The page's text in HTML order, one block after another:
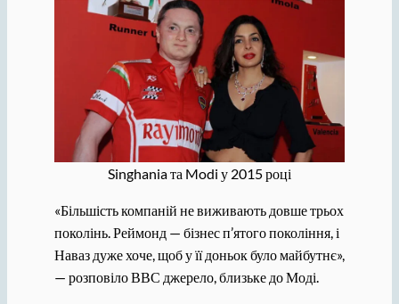
Singhania та Modi у 2015 році
«Більшість компаній не виживають довше трьох
поколінь. Реймонд — бізнес п’ятого покоління, і
Наваз дуже хоче, щоб у її доньок було майбутнє»,
— розповіло ВВС джерело, близьке до Моді.